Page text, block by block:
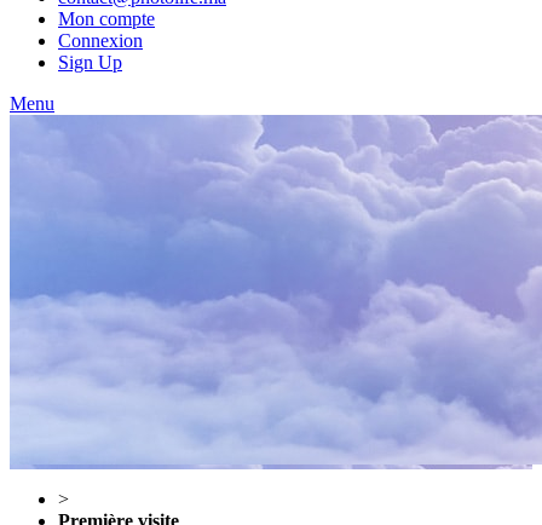
Mon compte
Connexion
Sign Up
Menu
>
Première visite